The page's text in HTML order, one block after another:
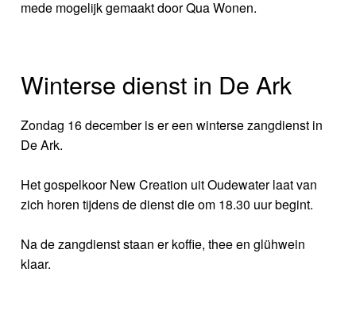
mede mogelijk gemaakt door Qua Wonen.
Winterse dienst in De Ark
Zondag 16 december is er een winterse zangdienst in
De Ark.
Het gospelkoor New Creation uit Oudewater laat van
zich horen tijdens de dienst die om 18.30 uur begint.
Na de zangdienst staan er koffie, thee en glühwein
klaar.